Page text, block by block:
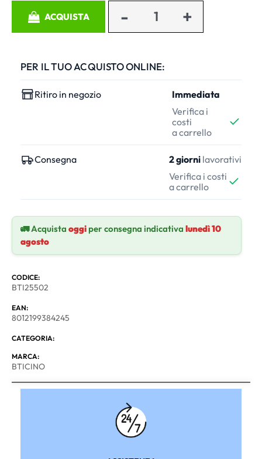
ACQUISTA
PER IL TUO ACQUISTO ONLINE:
Ritiro in negozio
Immediata
Verifica i
costi
a carrello
Consegna 2 giorni lavorativi
Verifica i costi
a carrello
🚛 Acquista oggiper consegna indicativa lunedì 10
agosto
CODICE:
BTI25502
EAN:
8012199384245
CATEGORIA:
MARCA:
BTICINO